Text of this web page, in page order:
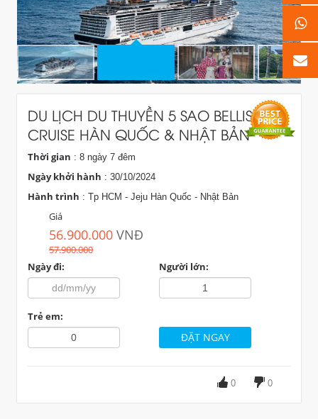
DU LỊCH DU THUYỀN 5 SAO BELLISSIMA
CRUISE HÀN QUỐC & NHẬT BẢN
Thời gian : 8 ngày 7 đêm
Ngày khởi hành : 30/10/2024
Hành trình : Tp HCM - Jeju Hàn Quốc - Nhật Bản
Giá
56.900.000 VNĐ
57.900.000
Ngày đi:
Người lớn:
Trẻ em:
0
0